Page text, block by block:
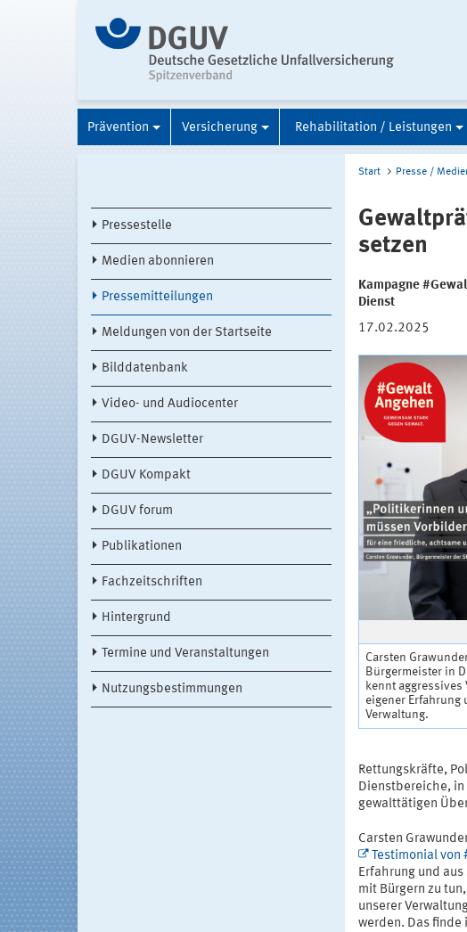
Prävention Versicherung Rehabilitation / Leistungen
Pressestelle
Medien abonnieren
Pressemitteilungen
Meldungen von der Startseite
Bilddatenbank
Video- und Audiocenter
DGUV-Newsletter
DGUV Kompakt
DGUV forum
Publikationen
Fachzeitschriften
Hintergrund
Termine und Veranstaltungen
Nutzungsbestimmungen
Start Presse /
setzen
Kampagne
Dienst
17.02.2025
Carsten
Bürgermeister in
kennt aggressives
eigener Erfahrung
Verwaltung.
Rettungskräfte,
Dienstbereiche,
gewalttätigen
Carsten
Testimonial von
Erfahrung und
mit Bürgern zu
unserer
werden. Das finde